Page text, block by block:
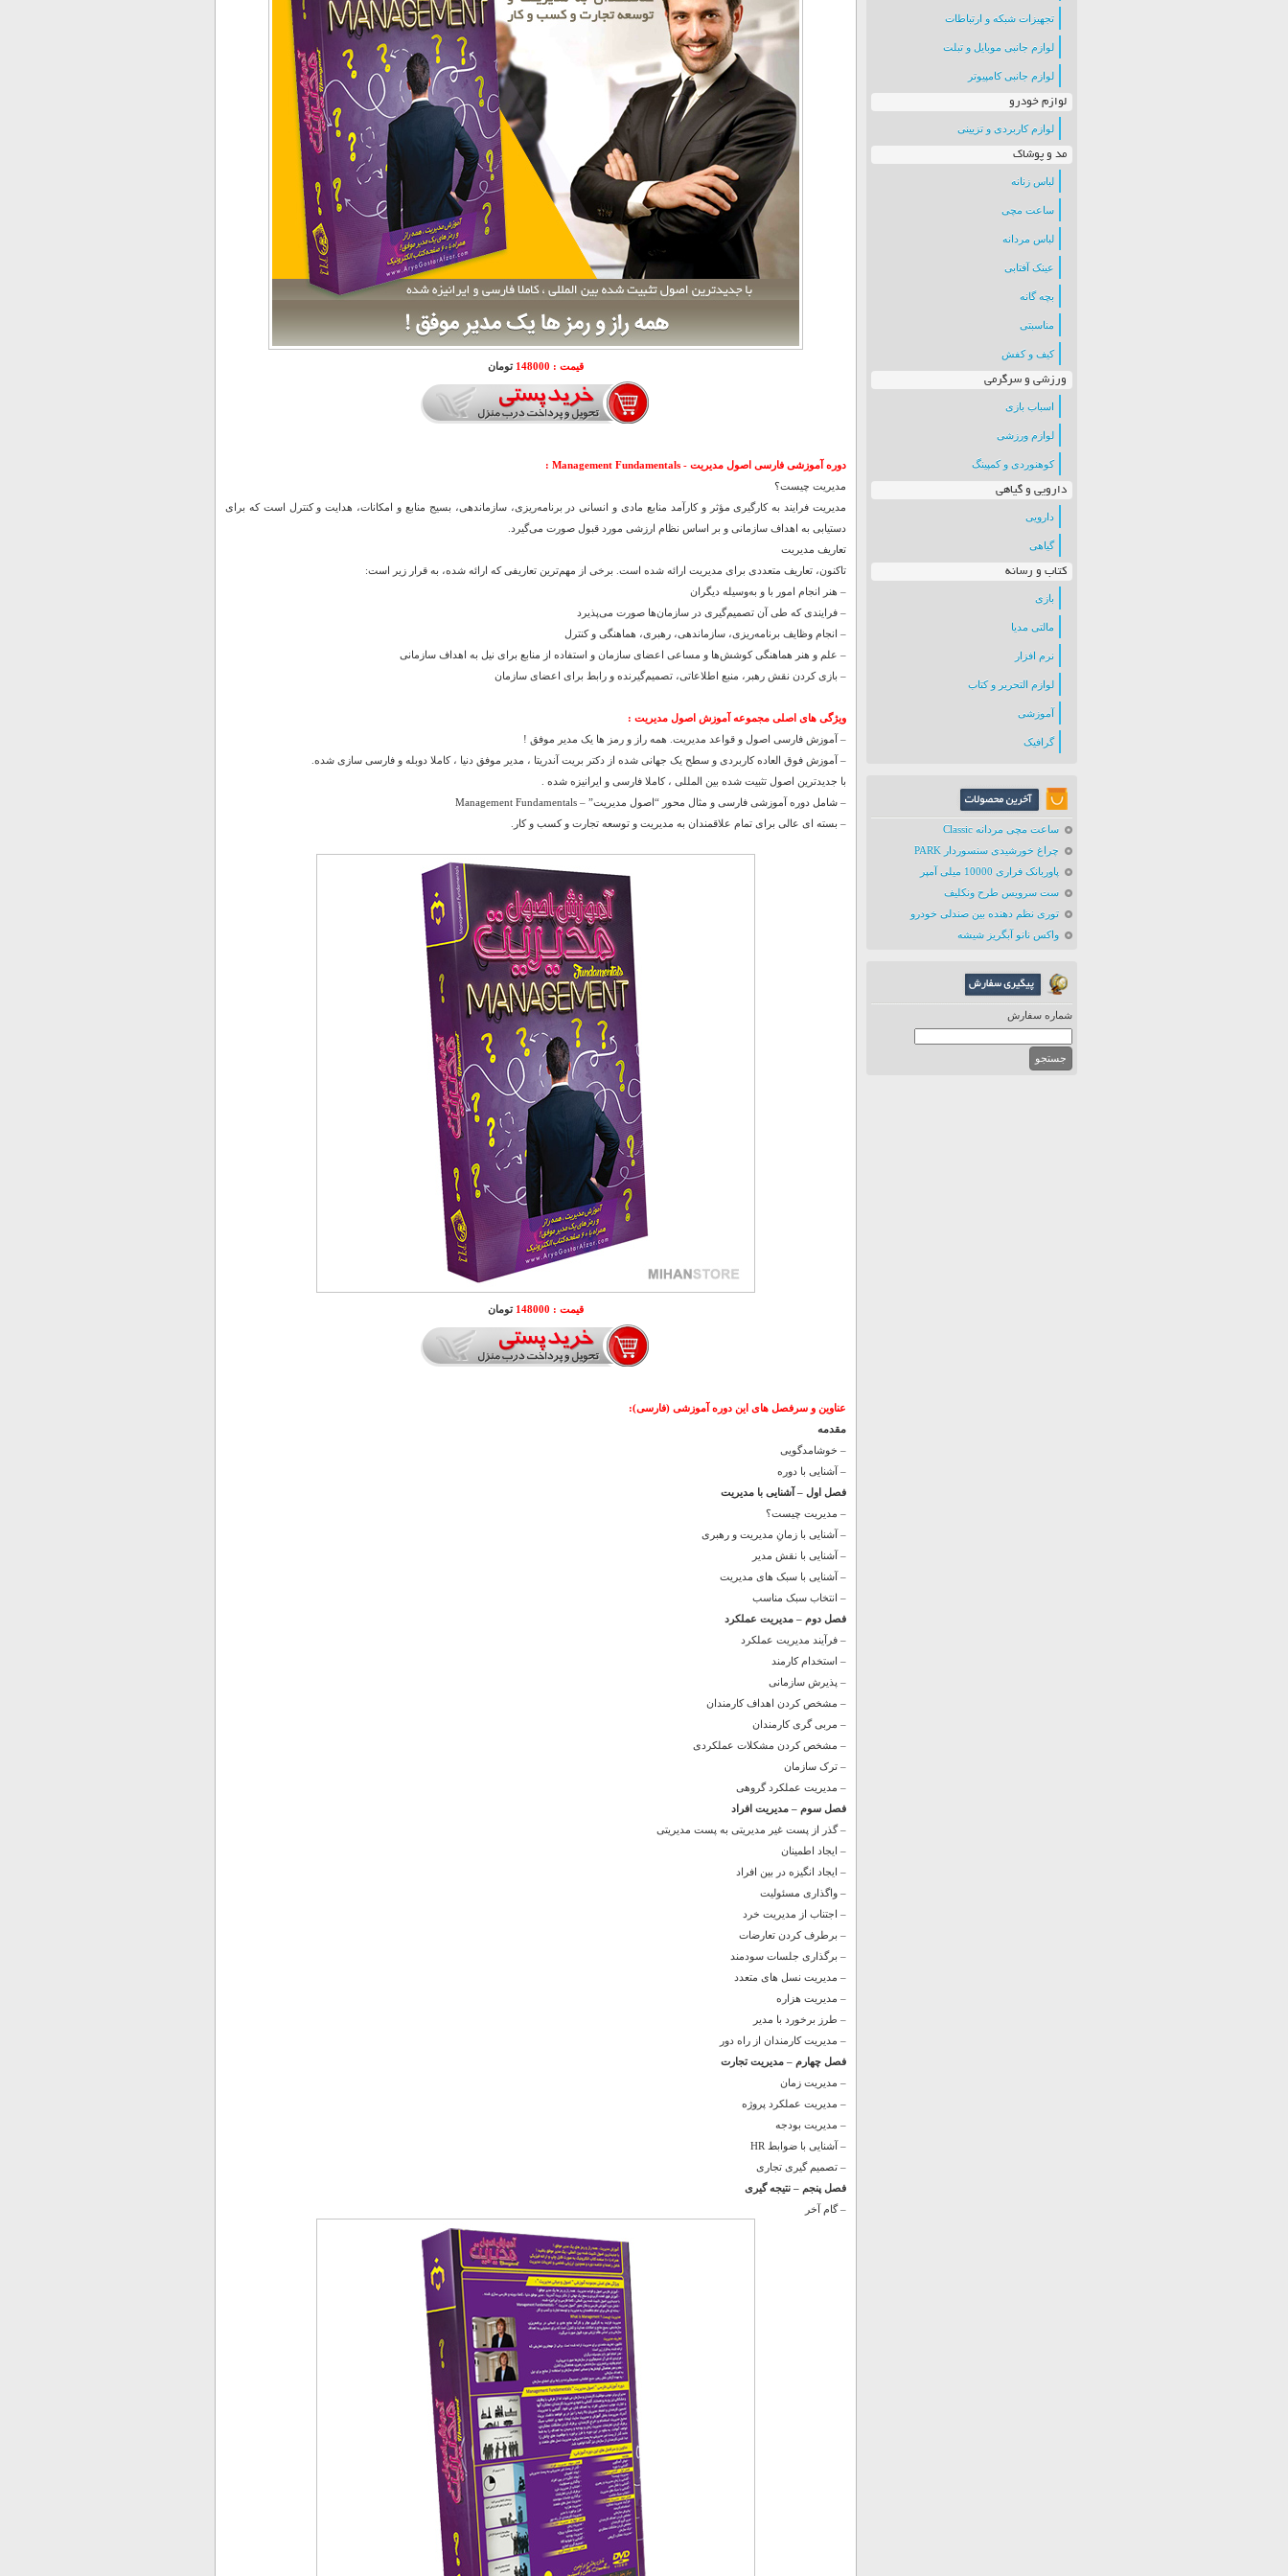
تجهیزات شبکه و ارتباطات
لوازم جانبی موبایل و تبلت
لوازم جانبی کامپیوتر
لوازم خودرو
لوازم کاربردی و تزیینی
مد و پوشاک
لباس زنانه
ساعت مچی
لباس مردانه
عینک آفتابی
بچه گانه
مناسبتی
کیف و کفش
ورزشی و سرگرمی
اسباب بازی
لوازم ورزشی
کوهنوردی و کمپینگ
دارویی و گیاهی
دارویی
گیاهی
کتاب و رسانه
بازی
مالتی مدیا
نرم افزار
لوازم التحریر و کتاب
آموزشی
گرافیک
ساعت مچی مردانه Classic
چراغ خورشیدی سنسوردار PARK
پاوربانک فراری 10000 میلی آمپر
ست سرویس طرح ونکلیف
توری نظم دهنده بین صندلی خودرو
واکس نانو آبگریز شیشه
شماره سفارش
قیمت : 148000 تومان
دوره آموزشی فارسی اصول مدیریت - Management Fundamentals :
مدیریت چیست؟
مدیریت فرایند به کارگیری مؤثر و کارآمد منابع مادی و انسانی در برنامه‌ریزی، سازماندهی، بسیج منابع و امکانات، هدایت و کنترل است که برای
دستیابی به اهداف سازمانی و بر اساس نظام ارزشی مورد قبول صورت می‌گیرد.
تعاریف مدیریت
تاکنون، تعاریف متعددی برای مدیریت ارائه شده است. برخی از مهم‌ترین تعاریفی که ارائه شده، به قرار زیر است:
– هنر انجام امور با و به‌وسیله دیگران
– فرایندی که طی آن تصمیم‌گیری در سازمان‌ها صورت می‌پذیرد
– انجام وظایف برنامه‌ریزی، سازماندهی، رهبری، هماهنگی و کنترل
– علم و هنر هماهنگی کوشش‌ها و مساعی اعضای سازمان و استفاده از منابع برای نیل به اهداف سازمانی
– بازی کردن نقش رهبر، منبع اطلاعاتی، تصمیم‌گیرنده و رابط برای اعضای سازمان
ویژگی های اصلی مجموعه آموزش اصول مدیریت :
– آموزش فارسی اصول و قواعد مدیریت. همه راز و رمز ها یک مدیر موفق !
– آموزش فوق العاده کاربردی و سطح یک جهانی شده از دکتر بریت آندریتا ، مدیر موفق دنیا ، کاملا دوبله و فارسی سازی شده.
با جدیدترین اصول تثبیت شده بین المللی ، کاملا فارسی و ایرانیزه شده .
– شامل دوره آموزشی فارسی و مثال محور “اصول مدیریت” – Management Fundamentals
– بسته ای عالی برای تمام علاقمندان به مدیریت و توسعه تجارت و کسب و کار.
قیمت : 148000 تومان
عناوین و سرفصل های این دوره آموزشی (فارسی):
مقدمه
– خوشامدگویی
– آشنایی با دوره
فصل اول – آشنایی با مدیریت
– مدیریت چیست؟
– آشنایی با زمانِ مدیریت و رهبری
– آشنایی با نقش مدیر
– آشنایی با سبک های مدیریت
– انتخاب سبک مناسب
فصل دوم – مدیریت عملکرد
– فرآیند مدیریت عملکرد
– استخدام کارمند
– پذیرش سازمانی
– مشخص کردن اهداف کارمندان
– مربی گری کارمندان
– مشخص کردن مشکلات عملکردی
– ترک سازمان
– مدیریت عملکرد گروهی
فصل سوم – مدیریت افراد
– گذر از پست غیر مدیریتی به پست مدیریتی
– ایجاد اطمینان
– ایجاد انگیزه در بین افراد
– واگذاری مسئولیت
– اجتناب از مدیریت خرد
– برطرف کردن تعارضات
– برگذاری جلسات سودمند
– مدیریت نسل های متعدد
– مدیریت هزاره
– طرز برخورد با مدیر
– مدیریت کارمندان از راه دور
فصل چهارم – مدیریت تجارت
– مدیریت زمان
– مدیریت عملکرد پروژه
– مدیریت بودجه
– آشنایی با ضوابط HR
– تصمیم گیری تجاری
فصل پنجم – نتیجه گیری
– گام آخر